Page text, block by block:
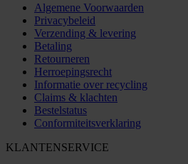
Algemene Voorwaarden
Privacybeleid
Verzending & levering
Betaling
Retourneren
Herroepingsrecht
Informatie over recycling
Claims & klachten
Bestelstatus
Conformiteitsverklaring
KLANTENSERVICE